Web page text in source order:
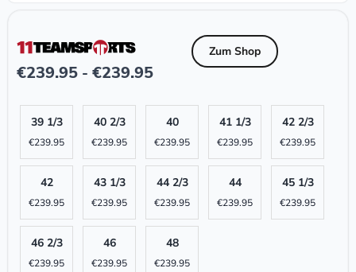
€239.95 - €239.95
Zum Shop
39 1/3
€239.95
40 2/3
€239.95
40
€239.95
41 1/3
€239.95
42 2/3
€239.95
42
€239.95
43 1/3
€239.95
44 2/3
€239.95
44
€239.95
45 1/3
€239.95
46 2/3
€239.95
46
€239.95
48
€239.95